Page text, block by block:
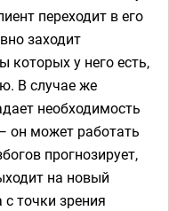
переходит в его
заходит
которых у него есть,
В случае же
необходимость
он может работать
прогнозирует,
на новый
с точки зрения